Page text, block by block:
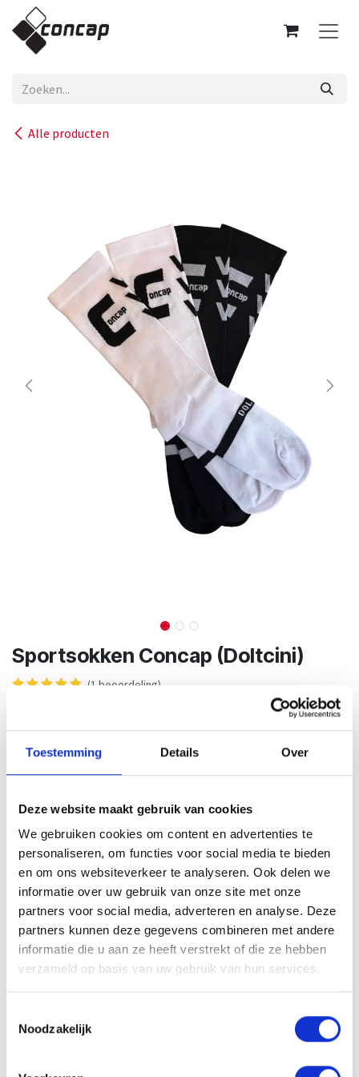
Toestemming Details Over
Deze website maakt gebruik van cookies
We gebruiken cookies om content en advertenties te
personaliseren, om functies voor social media te bieden
en om ons websiteverkeer te analyseren. Ook delen we
informatie over uw gebruik van onze site met onze
partners voor social media, adverteren en analyse. Deze
partners kunnen deze gegevens combineren met andere
informatie die u aan ze heeft verstrekt of die ze hebben
verzameld op basis van uw gebruik van hun services.
Noodzakelijk
Overslaan naar inhoud
Alle producten
Sportsokken Concap (Doltcini)
(1 beoordeling)
KLEUR
MAAT
40-43 44-48
Aan winkelmandje toevoegen
Toevoegen aan verlanglijst
Verkrijgbaar in wit en zwart, om ze nog beter op jouw outfit